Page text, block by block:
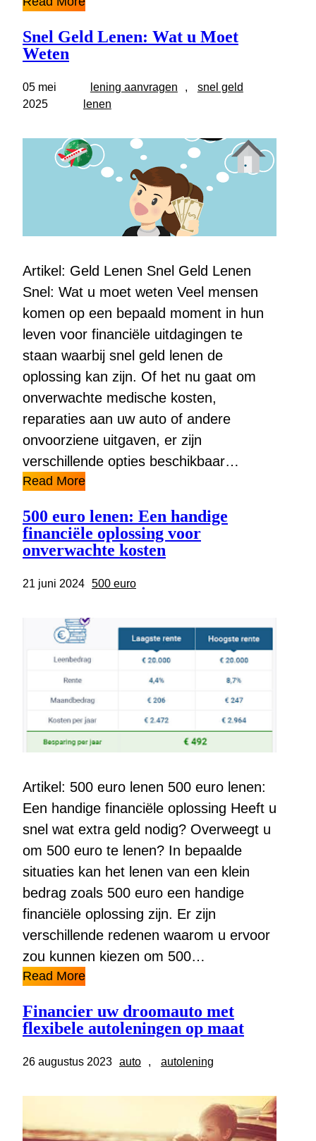
Snel Geld Lenen: Wat u Moet
Weten
05 mei
2025
lening aanvragen ,
snel geld
lenen
Artikel: Geld Lenen Snel Geld Lenen
Snel: Wat u moet weten Veel mensen
komen op een bepaald moment in hun
leven voor financiële uitdagingen te
staan waarbij snel geld lenen de
oplossing kan zijn. Of het nu gaat om
onverwachte medische kosten,
reparaties aan uw auto of andere
onvoorziene uitgaven, er zijn
verschillende opties beschikbaar…
Read More
500 euro lenen: Een handige
financiële oplossing voor
onverwachte kosten
21 juni 2024 500 euro
Artikel: 500 euro lenen 500 euro lenen:
Een handige financiële oplossing Heeft u
snel wat extra geld nodig? Overweegt u
om 500 euro te lenen? In bepaalde
situaties kan het lenen van een klein
bedrag zoals 500 euro een handige
financiële oplossing zijn. Er zijn
verschillende redenen waarom u ervoor
zou kunnen kiezen om 500…
Read More
Financier uw droomauto met
flexibele autoleningen op maat
26 augustus 2023 auto , autolening